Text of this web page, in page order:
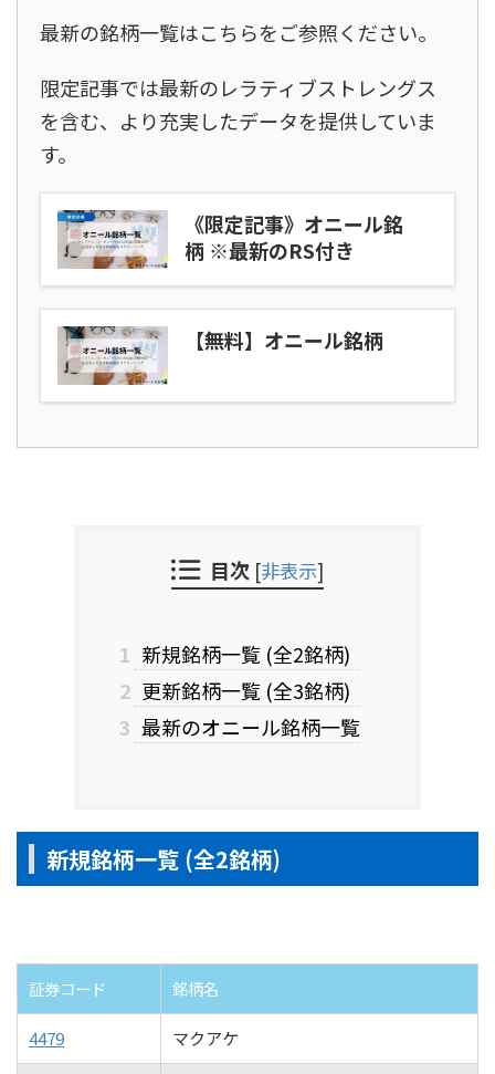
最新の銘柄一覧はこちらをご参照ください。
限定記事では最新のレラティブストレングス
を含む、より充実したデータを提供していま
す。
《限定記事》オニール銘
柄 ※最新のRS付き
【無料】オニール銘柄
目次 [非表示]
1 新規銘柄一覧 (全2銘柄)
2 更新銘柄一覧 (全3銘柄)
3 最新のオニール銘柄一覧
新規銘柄一覧 (全2銘柄)
証券コード 銘柄名
4479 マクアケ